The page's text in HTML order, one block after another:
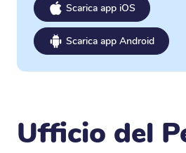
Scarica app iOS
Scarica app Android
Ufficio del